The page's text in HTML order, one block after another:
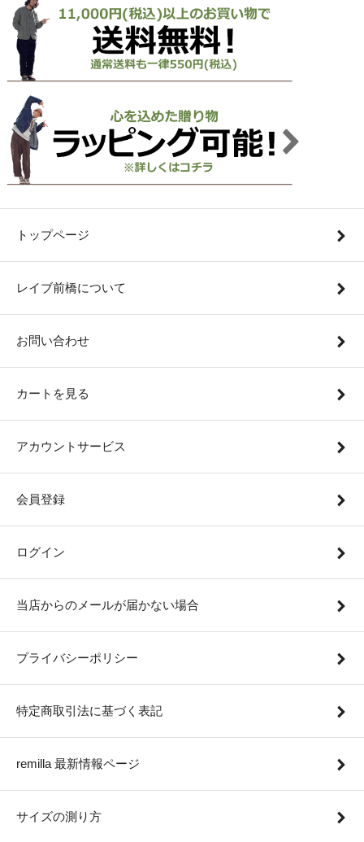
トップページ
レイブ前橋について
お問い合わせ
カートを見る
アカウントサービス
会員登録
ログイン
当店からのメールが届かない場合
プライバシーポリシー
特定商取引法に基づく表記
remilla 最新情報ページ
サイズの測り方